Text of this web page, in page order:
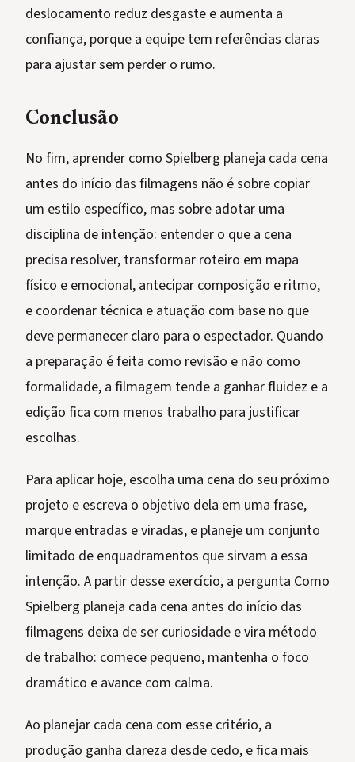
deslocamento reduz desgaste e aumenta a
confiança, porque a equipe tem referências claras
para ajustar sem perder o rumo.
Conclusão
No fim, aprender como Spielberg planeja cada cena
antes do início das filmagens não é sobre copiar
um estilo específico, mas sobre adotar uma
disciplina de intenção: entender o que a cena
precisa resolver, transformar roteiro em mapa
físico e emocional, antecipar composição e ritmo,
e coordenar técnica e atuação com base no que
deve permanecer claro para o espectador. Quando
a preparação é feita como revisão e não como
formalidade, a filmagem tende a ganhar fluidez e a
edição fica com menos trabalho para justificar
escolhas.
Para aplicar hoje, escolha uma cena do seu próximo
projeto e escreva o objetivo dela em uma frase,
marque entradas e viradas, e planeje um conjunto
limitado de enquadramentos que sirvam a essa
intenção. A partir desse exercício, a pergunta Como
Spielberg planeja cada cena antes do início das
filmagens deixa de ser curiosidade e vira método
de trabalho: comece pequeno, mantenha o foco
dramático e avance com calma.
Ao planejar cada cena com esse critério, a
produção ganha clareza desde cedo, e fica mais